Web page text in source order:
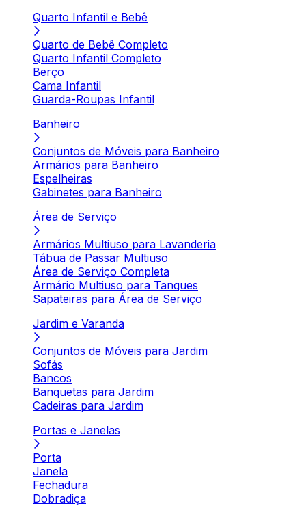
Quarto Infantil e Bebê
Quarto de Bebê Completo
Quarto Infantil Completo
Berço
Cama Infantil
Guarda-Roupas Infantil
Banheiro
Conjuntos de Móveis para Banheiro
Armários para Banheiro
Espelheiras
Gabinetes para Banheiro
Área de Serviço
Armários Multiuso para Lavanderia
Tábua de Passar Multiuso
Área de Serviço Completa
Armário Multiuso para Tanques
Sapateiras para Área de Serviço
Jardim e Varanda
Conjuntos de Móveis para Jardim
Sofás
Bancos
Banquetas para Jardim
Cadeiras para Jardim
Portas e Janelas
Porta
Janela
Fechadura
Dobradiça